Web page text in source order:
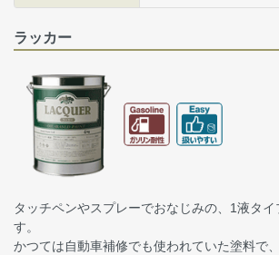
ラッカー
タッチペンやスプレーでおなじみの、1液タ
す。
かつては自動車補修でも使われていた塗料で